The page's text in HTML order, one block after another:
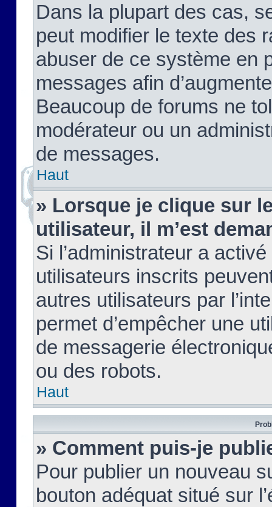
Dans la plupart des cas,
peut modifier le texte des
abuser de ce système en
messages afin
Beaucoup de forums ne
modérateur ou un
de messages.
Haut
» Lorsque je clique sur
utilisateur, il m’est
Si l’administrateur a
utilisateurs inscrits
autres utilisateurs par
permet d’empêcher une
de messagerie
ou des robots.
Haut
» Comment puis-je
Pour publier un nouveau
bouton adéquat situé sur